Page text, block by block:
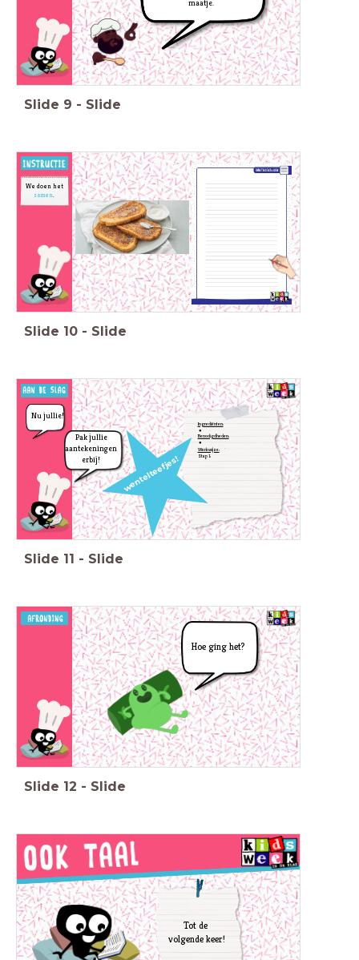
maatje.
Slide 9 - Slide
We doen het
samen.
Slide 10 - Slide
Ingrediënten:
Nu jullie!
Benodigdheden:
Werkwijze:
Stap 1:
Pak jullie
aantekeningen
erbij!
wentelteefjes!
Slide 11 - Slide
Hoe ging het?
Slide 12 - Slide
Tot de
volgende keer!